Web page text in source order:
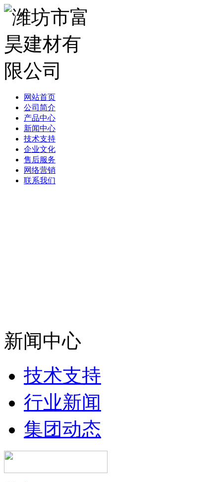
网站首页
公司简介
产品中心
新闻中心
技术支持
企业文化
售后服务
网络营销
联系我们
新闻中心
技术支持
行业新闻
集团动态